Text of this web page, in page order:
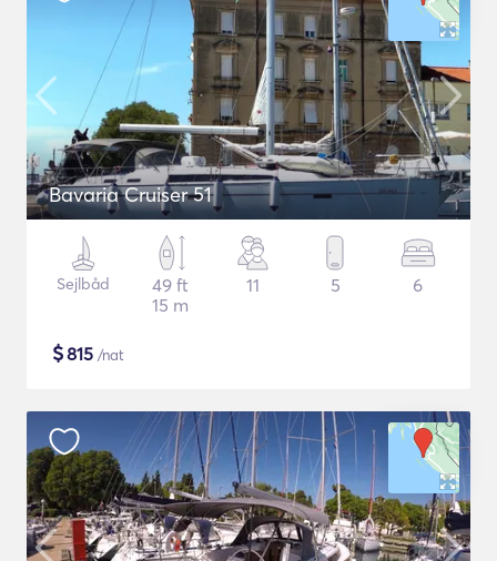
Bavaria Cruiser 51
Sejlbåd
49 ft
15 m
11 5 6
$815 /nat